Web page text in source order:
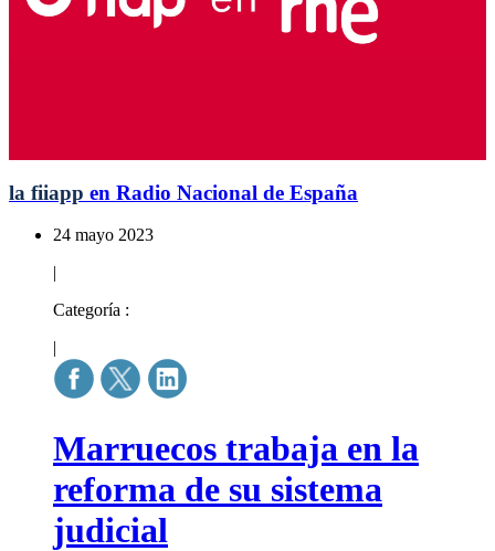
la fiiapp en Radio Nacional de España
24 mayo 2023
|
Categoría :
|
Marruecos trabaja en la
reforma de su sistema
judicial